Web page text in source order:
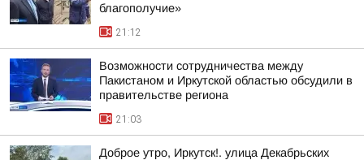
благополучие»
21:12
Возможности сотрудничества между
Пакистаном и Иркутской областью обсудили в
правительстве региона
21:03
Доброе утро, Иркутск!. улица Декабрьских